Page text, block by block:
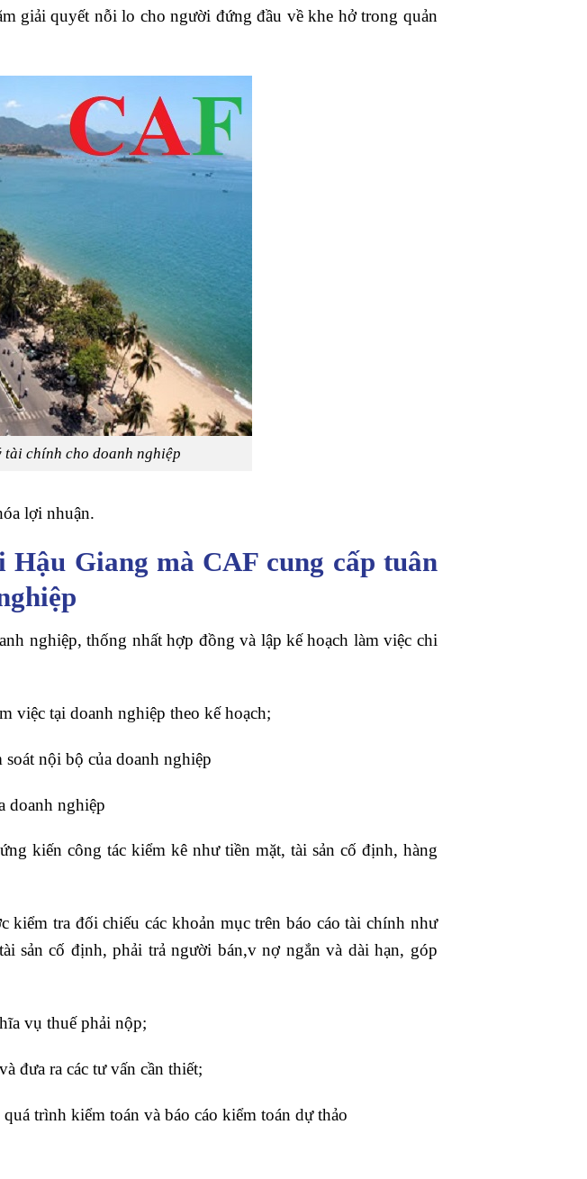
giải quyết nỗi lo cho người đứng đầu về khe hở trong quản
chính cho doanh nghiệp
lợi nhuận.
Giang mà CAF cung cấp tuân
nghiệp, thống nhất hợp đồng và lập kế hoạch làm việc chi
việc tại doanh nghiệp theo kế hoạch;
nội bộ của doanh nghiệp
doanh nghiệp
kiến công tác kiểm kê như tiền mặt, tài sản cố định, hàng
tra đối chiếu các khoản mục trên báo cáo tài chính như
sản cố định, phải trả người bán,v nợ ngắn và dài hạn, góp
vụ thuế phải nộp;
đưa ra các tư vấn cần thiết;
trình kiểm toán và báo cáo kiểm toán dự thảo